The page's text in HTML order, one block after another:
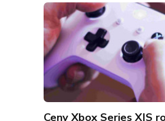
Ceny Xbox Series X|S